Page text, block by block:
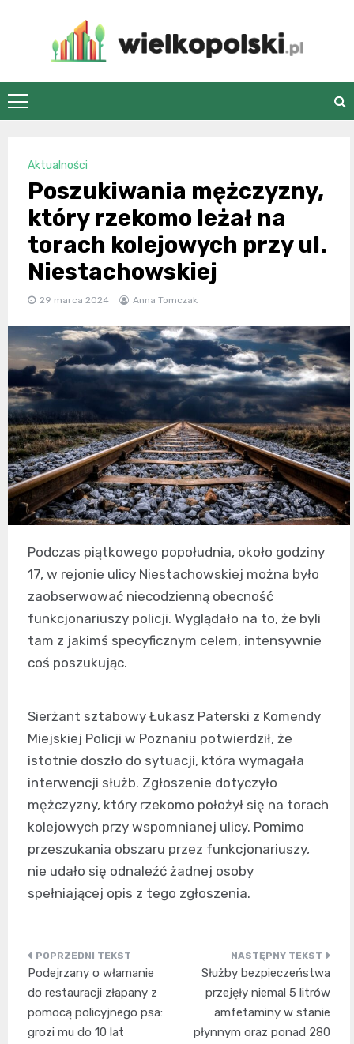
wielkopolski.pl
Aktualności
Poszukiwania mężczyzny,
który rzekomo leżał na
torach kolejowych przy ul.
Niestachowskiej
29 marca 2024 Anna Tomczak
Podczas piątkowego popołudnia, około godziny
17, w rejonie ulicy Niestachowskiej można było
zaobserwować niecodzienną obecność
funkcjonariuszy policji. Wyglądało na to, że byli
tam z jakimś specyficznym celem, intensywnie
coś poszukując.
Sierżant sztabowy Łukasz Paterski z Komendy
Miejskiej Policji w Poznaniu potwierdził, że
istotnie doszło do sytuacji, która wymagała
interwencji służb. Zgłoszenie dotyczyło
mężczyzny, który rzekomo położył się na torach
kolejowych przy wspomnianej ulicy. Pomimo
przeszukania obszaru przez funkcjonariuszy,
nie udało się odnaleźć żadnej osoby
spełniającej opis z tego zgłoszenia.
Nawigacja
wpisu
Podejrzany o włamanie
do restauracji złapany z
pomocą policyjnego psa:
grozi mu do 10 lat
Służby bezpieczeństwa
przejęły niemal 5 litrów
amfetaminy w stanie
płynnym oraz ponad 280